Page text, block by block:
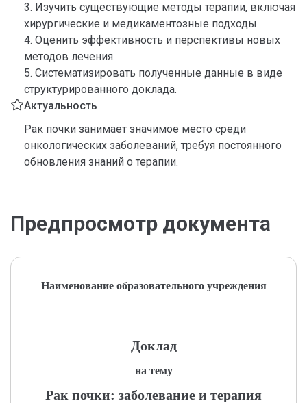
3. Изучить существующие методы терапии, включая
хирургические и медикаментозные подходы.
4. Оценить эффективность и перспективы новых
методов лечения.
5. Систематизировать полученные данные в виде
структурированного доклада.
Актуальность
Рак почки занимает значимое место среди
онкологических заболеваний, требуя постоянного
обновления знаний о терапии.
Предпросмотр документа
Наименование образовательного учреждения
Доклад
на тему
Рак почки: заболевание и терапия